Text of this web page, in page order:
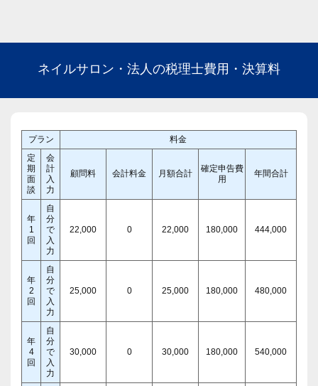
ネイルサロン・法人の税理士費用・決算料
プラン
料金
定
期
面
談
会
計
入
力
顧問料 会計料金 月額合計
確定申告費
用
年間合計
年
1
回
自
分
で
入
力
22,000 0 22,000 180,000 444,000
年
2
回
自
分
で
入
力
25,000 0 25,000 180,000 480,000
年
4
回
自
分
で
入
力
30,000 0 30,000 180,000 540,000